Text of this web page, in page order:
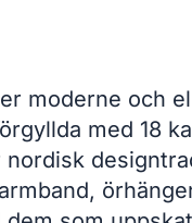
moderne och
med 18